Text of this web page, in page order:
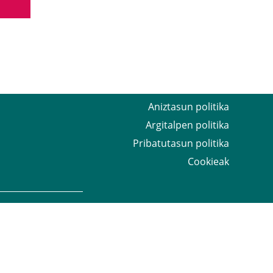
Aniztasun politika
Argitalpen politika
Pribatutasun politika
Cookieak